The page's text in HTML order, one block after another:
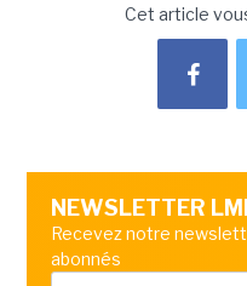
Cet article
NEWSLETTER LMI
Recevez notre
abonnés